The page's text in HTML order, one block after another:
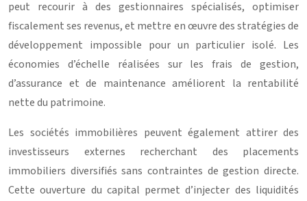
peut recourir à des gestionnaires spécialisés, optimiser
fiscalement ses revenus, et mettre en œuvre des stratégies de
développement impossible pour un particulier isolé. Les
économies d’échelle réalisées sur les frais de gestion,
d’assurance et de maintenance améliorent la rentabilité
nette du patrimoine.
Les sociétés immobilières peuvent également attirer des
investisseurs externes recherchant des placements
immobiliers diversifiés sans contraintes de gestion directe.
Cette ouverture du capital permet d’injecter des liquidités